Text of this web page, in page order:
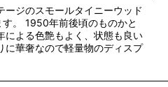
ージのスモールタイニーウッド
。 1950年前後頃のものかと
による色艶もよく、状態も良い
に華奢なので軽量物のディスプ